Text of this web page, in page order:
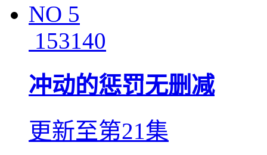
NO 5
153140
冲动的惩罚无删减
更新至第21集